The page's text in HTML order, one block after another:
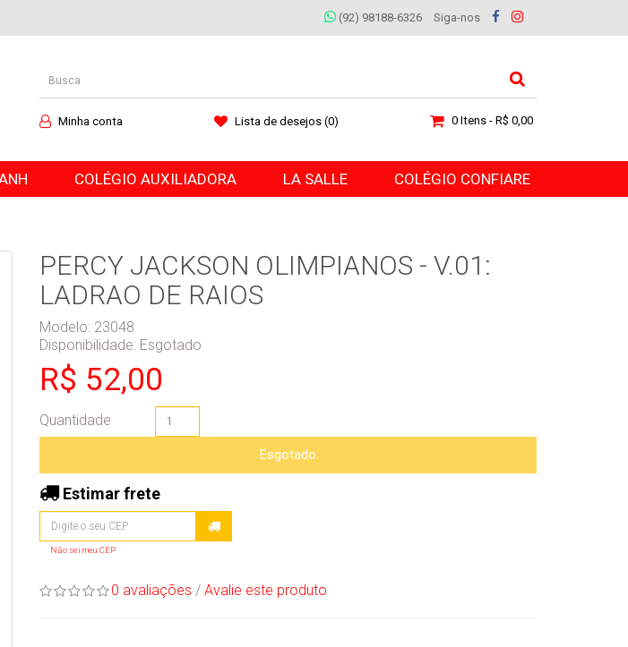
(92) 98188-6326 Siga-nos
Minha conta Lista de desejos (0) 0 Itens - R$ 0,00
COLÉGIO AUXILIADORA LA SALLE COLÉGIO CONFIARE
PERCY JACKSON OLIMPIANOS - V.01:
LADRAO DE RAIOS
Modelo: 23048
Disponibilidade: Esgotado
R$ 52,00
Quantidade
Esgotado
Estimar frete
Não sei meu CEP
0 avaliações / Avalie este produto